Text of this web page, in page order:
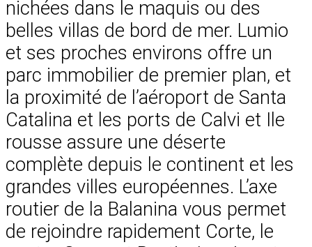
nichées dans le maquis ou des
belles villas de bord de mer. Lumio
et ses proches environs offre un
parc immobilier de premier plan, et
la proximité de l’aéroport de Santa
Catalina et les ports de Calvi et Ile
rousse assure une déserte
complète depuis le continent et les
grandes villes européennes. L’axe
routier de la Balanina vous permet
de rejoindre rapidement Corte, le